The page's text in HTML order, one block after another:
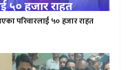
परिवारलाई ५० हजार राहत